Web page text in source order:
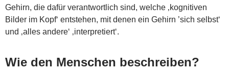
Gehirn, die dafür verantwortlich sind, welche ‚kognitiven
Bilder im Kopf‘ entstehen, mit denen ein Gehirn ’sich selbst‘
und ‚alles andere‘ ‚interpretiert‘.
Wie den Menschen beschreiben?